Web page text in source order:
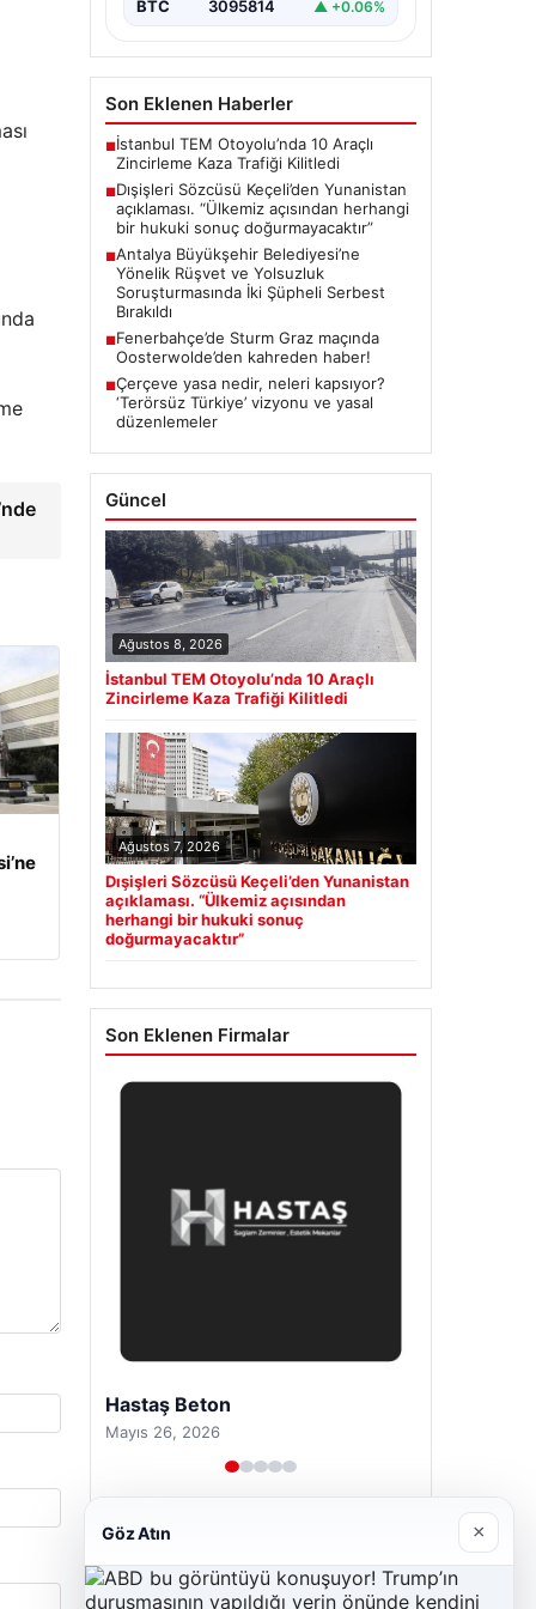
BTC 3095814 ▲ +0.06%
Son Eklenen Haberler
■İstanbul TEM Otoyolu’nda 10 Araçlı
Zincirleme Kaza Trafiği Kilitledi
■Dışişleri Sözcüsü Keçeli’den Yunanistan
açıklaması. “Ülkemiz açısından herhangi
bir hukuki sonuç doğurmayacaktır”
■Antalya Büyükşehir Belediyesi’ne
Yönelik Rüşvet ve Yolsuzluk
Soruşturmasında İki Şüpheli Serbest
Bırakıldı
■Fenerbahçe’de Sturm Graz maçında
Oosterwolde’den kahreden haber!
■Çerçeve yasa nedir, neleri kapsıyor?
‘Terörsüz Türkiye’ vizyonu ve yasal
düzenlemeler
Güncel
Ağustos 8, 2026
İstanbul TEM Otoyolu’nda 10 Araçlı
Zincirleme Kaza Trafiği Kilitledi
Ağustos 7, 2026
Dışişleri Sözcüsü Keçeli’den Yunanistan
açıklaması. “Ülkemiz açısından
herhangi bir hukuki sonuç
doğurmayacaktır”
Son Eklenen Firmalar
Hastaş Beton
Mayıs 26, 2026
Göz Atın ×